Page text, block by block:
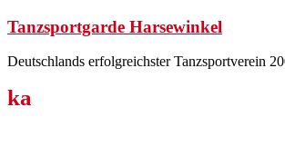
Zum
springen
Tanzsportgarde Harsewinkel
Deutschlands erfolgreichster Tanzsportverein
ka